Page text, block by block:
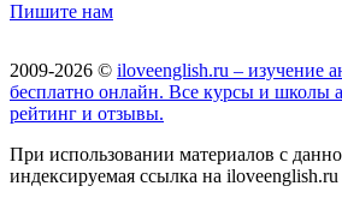
Пишите нам
2009-2026 © iloveenglish.ru – изучение
бесплатно онлайн. Все курсы и школы
рейтинг и отзывы.
При использовании материалов с
индексируемая ссылка на iloveenglish.ru